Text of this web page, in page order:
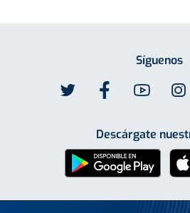
Síguenos
Descárgate